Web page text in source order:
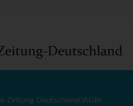
Zeitung-Deutschland?AGBs